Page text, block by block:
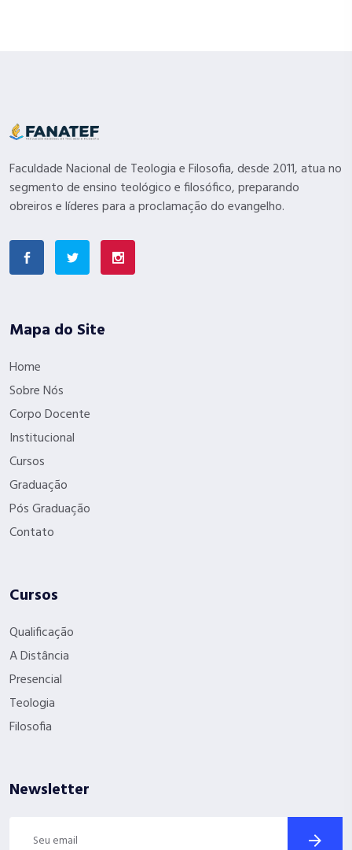
Faculdade Nacional de Teologia e Filosofia, desde 2011, atua no
segmento de ensino teológico e filosófico, preparando
obreiros e líderes para a proclamação do evangelho.
Mapa do Site
Home
Sobre Nós
Corpo Docente
Institucional
Cursos
Graduação
Pós Graduação
Contato
Cursos
Qualificação
A Distância
Presencial
Teologia
Filosofia
Newsletter